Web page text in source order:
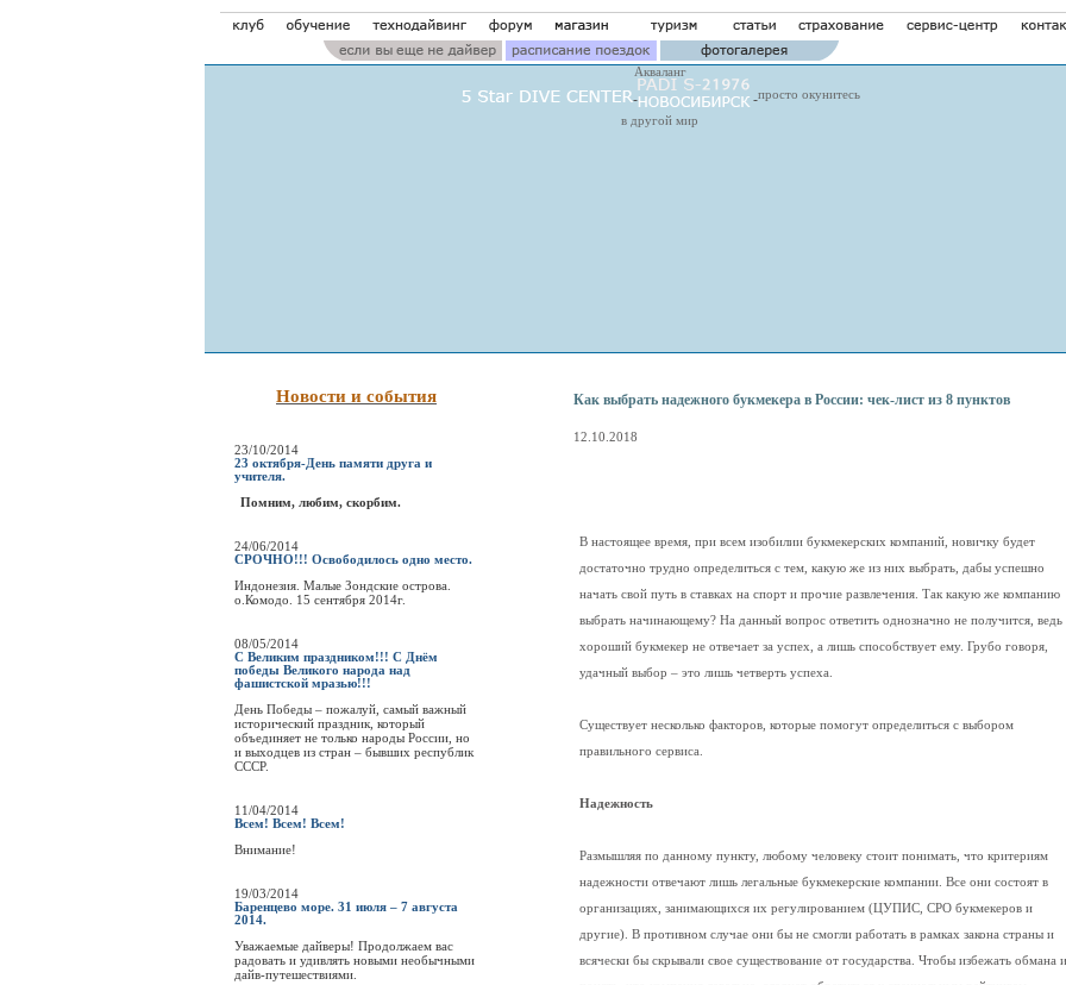
Акваланг
просто окунитесь
в другой мир
Новости и события
23/10/2014
23 октября-День памяти друга и
учителя.
Помним, любим, скорбим.
24/06/2014
СРОЧНО!!! Освободилось одно место.
Индонезия. Малые Зондские острова.
о.Комодо. 15 сентября 2014г.
08/05/2014
С Великим праздником!!! С Днём
победы Великого народа над
фашистской мразью!!!
День Победы – пожалуй, самый важный
исторический праздник, который
объединяет не только народы России, но
и выходцев из стран – бывших республик
СССР.
11/04/2014
Всем! Всем! Всем!
Внимание!
19/03/2014
Баренцево море. 31 июля – 7 августа
2014.
Уважаемые дайверы! Продолжаем вас
радовать и удивлять новыми необычными
дайв-путешествиями.
Как выбрать надежного букмекера в России: чек-лист из 8 пунктов
12.10.2018
В настоящее время, при всем изобилии букмекерских компаний, новичку будет
достаточно трудно определиться с тем, какую же из них выбрать, дабы успешно
начать свой путь в ставках на спорт и прочие развлечения. Так какую же компанию
выбрать начинающему? На данный вопрос ответить однозначно не получится, ведь
хороший букмекер не отвечает за успех, а лишь способствует ему. Грубо говоря,
удачный выбор – это лишь четверть успеха.
Существует несколько факторов, которые помогут определиться с выбором
правильного сервиса.
Надежность
Размышляя по данному пункту, любому человеку стоит понимать, что критериям
надежности отвечают лишь легальные букмекерские компании. Все они состоят в
организациях, занимающихся их регулированием (ЦУПИС, СРО букмекеров и
другие). В противном случае они бы не смогли работать в рамках закона страны и
всячески бы скрывали свое существование от государства. Чтобы избежать обмана и